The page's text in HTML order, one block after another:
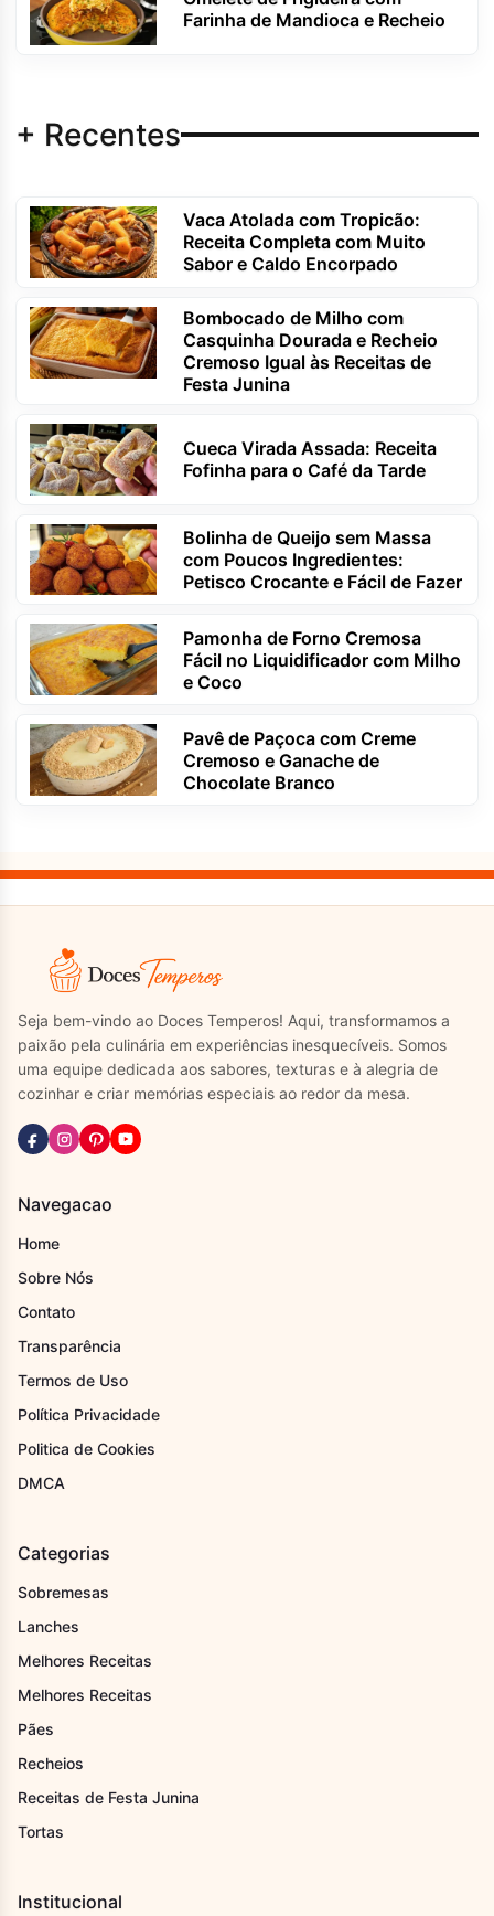
Farinha de Mandioca e Recheio
+ Recentes
Vaca Atolada com Tropicão:
Receita Completa com Muito
Sabor e Caldo Encorpado
Bombocado de Milho com
Casquinha Dourada e Recheio
Cremoso Igual às Receitas de
Festa Junina
Cueca Virada Assada: Receita
Fofinha para o Café da Tarde
Bolinha de Queijo sem Massa
com Poucos Ingredientes:
Petisco Crocante e Fácil de Fazer
Pamonha de Forno Cremosa
Fácil no Liquidificador com Milho
e Coco
Pavê de Paçoca com Creme
Cremoso e Ganache de
Chocolate Branco
Seja bem-vindo ao Doces Temperos! Aqui, transformamos a
paixão pela culinária em experiências inesquecíveis. Somos
uma equipe dedicada aos sabores, texturas e à alegria de
cozinhar e criar memórias especiais ao redor da mesa.
Navegacao
Home
Sobre Nós
Contato
Transparência
Termos de Uso
Política Privacidade
Politica de Cookies
DMCA
Categorias
Sobremesas
Lanches
Melhores Receitas
Melhores Receitas
Pães
Recheios
Receitas de Festa Junina
Tortas
Institucional